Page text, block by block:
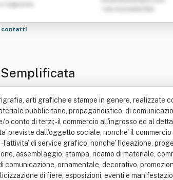
Cognome
contatti
arti grafiche e stampe in genere, realizzate
pubblicitario, propagandistico, di
conto di terzi; - il commercio all'ingrosso ed al
previste dall'oggetto sociale, nonche' il
di service grafico, nonche' l'ideazione,
assemblaggio, stampa, ricamo di materiale,
ornamentale, decorativo,
di fiere, esposizioni, eventi e